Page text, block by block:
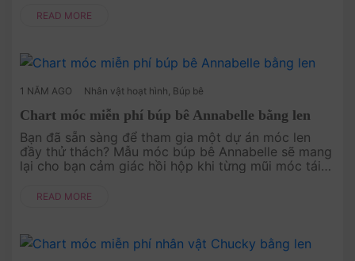
vẻ. Với hình dáng tròn trịa và....
READ MORE
1 NĂM AGO Nhân vật hoạt hình Búp bê
Chart móc miễn phí búp bê Annabelle bằng len
Bạn đã sẵn sàng để tham gia một dự án móc len
đầy thử thách? Mẫu móc búp bê Annabelle sẽ mang
lại cho bạn cảm giác hồi hộp khi từng mũi móc tái
này. Không chỉ là mộ....
READ MORE